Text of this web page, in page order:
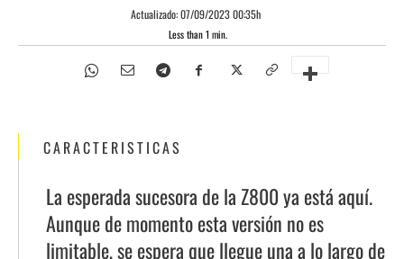
Actualizado:07/09/2023 00:35h
Less than 1 min.
CARACTERISTICAS
La esperada sucesora de la Z800 ya está aquí.
Aunque de momento esta versión no es
limitable, se espera que llegue una a lo largo de